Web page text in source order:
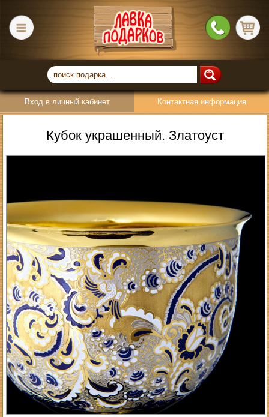
Вход в личный кабинет Контактная информация
Кубок украшенный. Златоуст